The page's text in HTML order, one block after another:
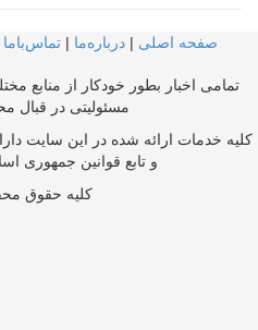
صفحه اصلی | درباره‌ما | تماس‌با‌ما
تمامی اخبار بطور خودکار از منابع
مسئولیتی در قبال
کلیه خدمات ارائه شده در این سایت
و تابع قوانین جمهوری
کلیه حقوق